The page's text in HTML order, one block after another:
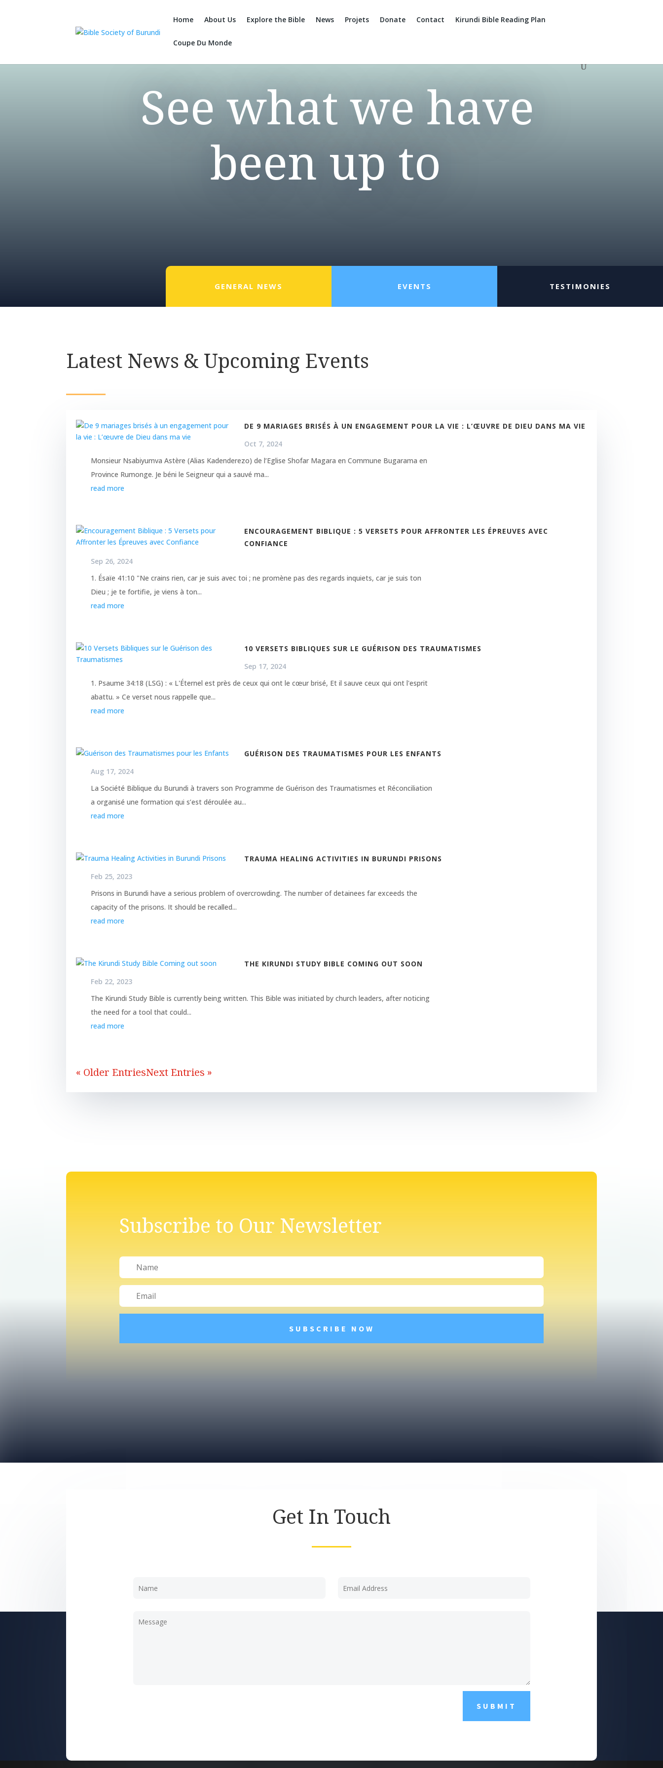
Home About Us Explore the Bible News Projets Donate Contact Kirundi Bible Reading Plan
Coupe Du Monde
See what we have
been up to
GENERAL NEWS EVENTS TESTIMONIES
Latest News & Upcoming Events
DE 9 MARIAGES BRISÉS À UN ENGAGEMENT POUR LA VIE : L’ŒUVRE DE DIEU DANS MA VIE
Oct 7, 2024
Monsieur Nsabiyumva Astère (Alias Kadenderezo) de l’Eglise Shofar Magara en Commune Bugarama en
Province Rumonge. Je béni le Seigneur qui a sauvé ma...
read more
ENCOURAGEMENT BIBLIQUE : 5 VERSETS POUR AFFRONTER LES ÉPREUVES AVEC
CONFIANCE
Sep 26, 2024
1. Ésaïe 41:10 "Ne crains rien, car je suis avec toi ; ne promène pas des regards inquiets, car je suis ton
Dieu ; je te fortifie, je viens à ton...
read more
10 VERSETS BIBLIQUES SUR LE GUÉRISON DES TRAUMATISMES
Sep 17, 2024
1. Psaume 34:18 (LSG) : « L'Éternel est près de ceux qui ont le cœur brisé, Et il sauve ceux qui ont l'esprit
abattu. » Ce verset nous rappelle que...
read more
GUÉRISON DES TRAUMATISMES POUR LES ENFANTS
Aug 17, 2024
La Société Biblique du Burundi à travers son Programme de Guérison des Traumatismes et Réconciliation
a organisé une formation qui s’est déroulée au...
read more
TRAUMA HEALING ACTIVITIES IN BURUNDI PRISONS
Feb 25, 2023
Prisons in Burundi have a serious problem of overcrowding. The number of detainees far exceeds the
capacity of the prisons. It should be recalled...
read more
THE KIRUNDI STUDY BIBLE COMING OUT SOON
Feb 22, 2023
The Kirundi Study Bible is currently being written. This Bible was initiated by church leaders, after noticing
the need for a tool that could...
read more
« Older EntriesNext Entries »
Subscribe to Our Newsletter
SUBSCRIBE NOW
Get In Touch
SUBMIT